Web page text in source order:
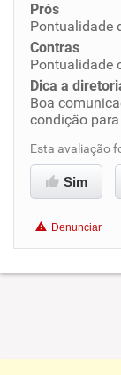
Conciliação
Benefícios
Prós
Pontualidade
Contras
Pontualidade
Dica a
Boa
condição
Esta avaliação
Sim
Denunciar